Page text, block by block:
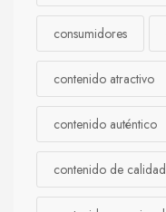
consumidores
contenido atractivo
contenido auténtico
contenido de calidad